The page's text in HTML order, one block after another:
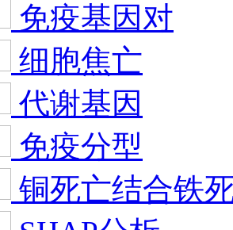
免疫基因对
细胞焦亡
代谢基因
免疫分型
铜死亡结合铁